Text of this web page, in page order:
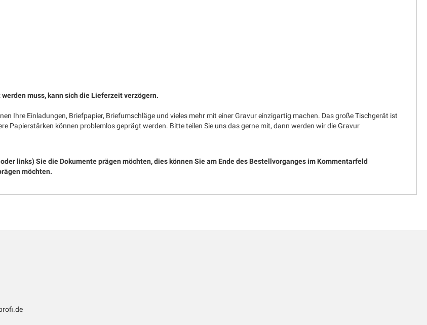
muss, kann sich die Lieferzeit verzögern.
Ihre Einladungen, Briefpapier, Briefumschläge und vieles mehr mit einer Gravur einzigartig machen. Das große Tischgerät ist
Papierstärken können problemlos geprägt werden. Bitte teilen Sie uns das gerne mit, dann werden wir die Gravur
links) Sie die Dokumente prägen möchten, dies können Sie am Ende des Bestellvorganges im Kommentarfeld
möchten.